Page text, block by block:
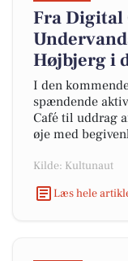
Fra Digital
Højbjerg i
I den
spændende
Café til uddrag
øje med
Kilde: Kultunaut
Læs hele